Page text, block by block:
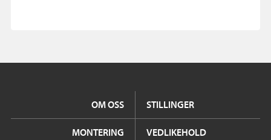
OM OSS STILLINGER
MONTERING VEDLIKEHOLD